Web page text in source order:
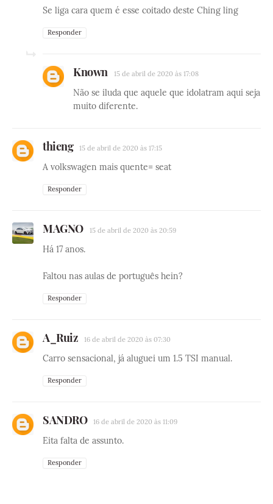
Se liga cara quem é esse coitado deste Ching ling
Responder
Known 15 de abril de 2020 às 17:08
Não se iluda que aquele que idolatram aqui seja
muito diferente.
thieng 15 de abril de 2020 às 17:15
A volkswagen mais quente= seat
Responder
MAGNO 15 de abril de 2020 às 20:59
Há 17 anos.
Faltou nas aulas de português hein?
Responder
A_Ruiz 16 de abril de 2020 às 07:30
Carro sensacional, já aluguei um 1.5 TSI manual.
Responder
SANDRO 16 de abril de 2020 às 11:09
Eita falta de assunto.
Responder